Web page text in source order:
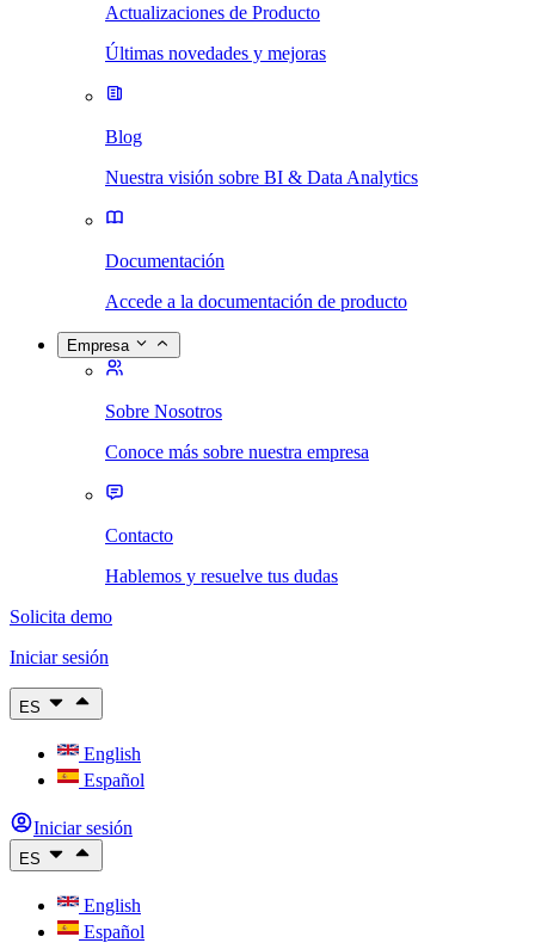
Actualizaciones de Producto
Últimas novedades y mejoras
Blog
Nuestra visión sobre BI & Data Analytics
Documentación
Accede a la documentación de producto
Empresa
Sobre Nosotros
Conoce más sobre nuestra empresa
Contacto
Hablemos y resuelve tus dudas
Solicita demo
Iniciar sesión
ES
English
Español
Iniciar sesión
ES
English
Español